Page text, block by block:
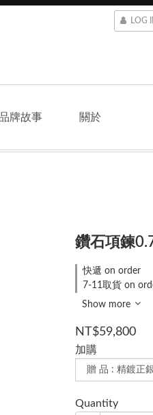
LOG
牌故事 關於
鑽石項鍊
快遞 on order
7-11取貨 on
Show more
NT$59,800
加購
Quantity